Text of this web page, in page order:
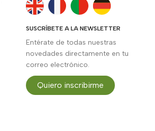
SUSCRÍBETE A LA NEWSLETTER
Entérate de todas nuestras
novedades directamente en tu
correo electrónico.
Quiero inscribirme